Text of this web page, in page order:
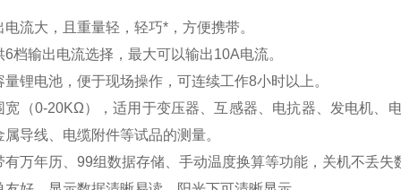
流大，且重量轻，轻巧*，方便携带。
档输出电流选择，最大可以输出10A电流。
锂电池，便于现场操作，可连续工作8小时以上。
（0-20KΩ），适用于变压器、互感器、电抗器、发电机、
导线、电缆附件等试品的测量。
万年历、99组数据存储、手动温度换算等功能，关机不丢失